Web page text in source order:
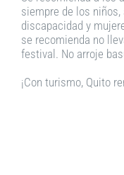
siempre de los
discapacidad y
se recomienda no
festival. No arroje
¡Con turismo, Quito